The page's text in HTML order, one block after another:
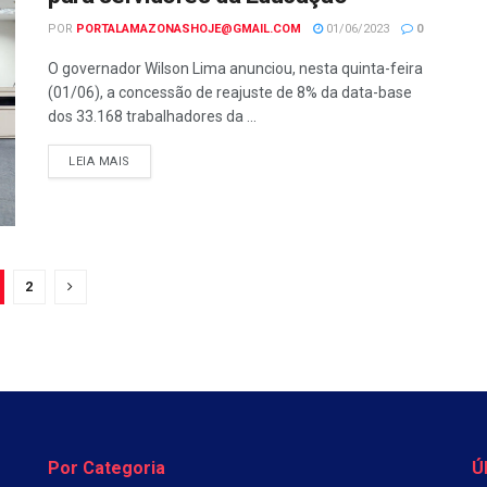
POR PORTALAMAZONASHOJE@GMAIL.COM 01/06/2023 0
O governador Wilson Lima anunciou, nesta quinta-feira
(01/06), a concessão de reajuste de 8% da data-base
dos 33.168 trabalhadores da ...
LEIA MAIS
2
Por Categoria